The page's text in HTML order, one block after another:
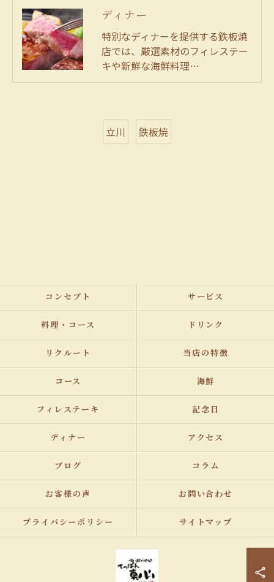
ディナー
特別なディナーを提供する鉄板焼
店では、厳選素材のフィレステー
キや新鮮な海鮮料理…
立川 鉄板焼
コンセプト サービス
料理・コース ドリンク
リクルート 当店の特徴
コース 海鮮
フィレステーキ 記念日
ディナー アクセス
ブログ コラム
お客様の声 お問い合わせ
プライバシーポリシー サイトマップ